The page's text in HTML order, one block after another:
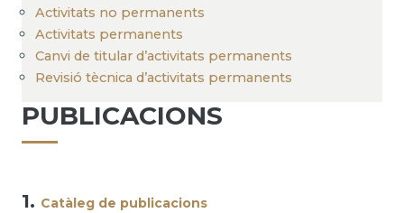
Activitats no permanents
Activitats permanents
Canvi de titular d’activitats permanents
Revisió tècnica d’activitats permanents
PUBLICACIONS
1. Catàleg de publicacions